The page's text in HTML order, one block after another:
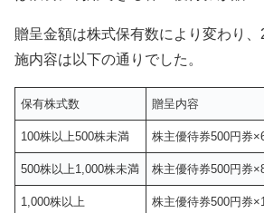
贈呈金額は株式保有数により変わり
施内容は以下の通りでした。
保有株式数 贈呈内容
100株以上500株未満 株主優待券500円券
500株以上1,000株未満 株主優待券500円券
1,000株以上 株主優待券500円券